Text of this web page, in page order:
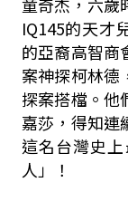
IQ145的天才
的亞裔高智商
案神探柯林德
探案搭檔。他
嘉莎，得知連
這名台灣史
人」！